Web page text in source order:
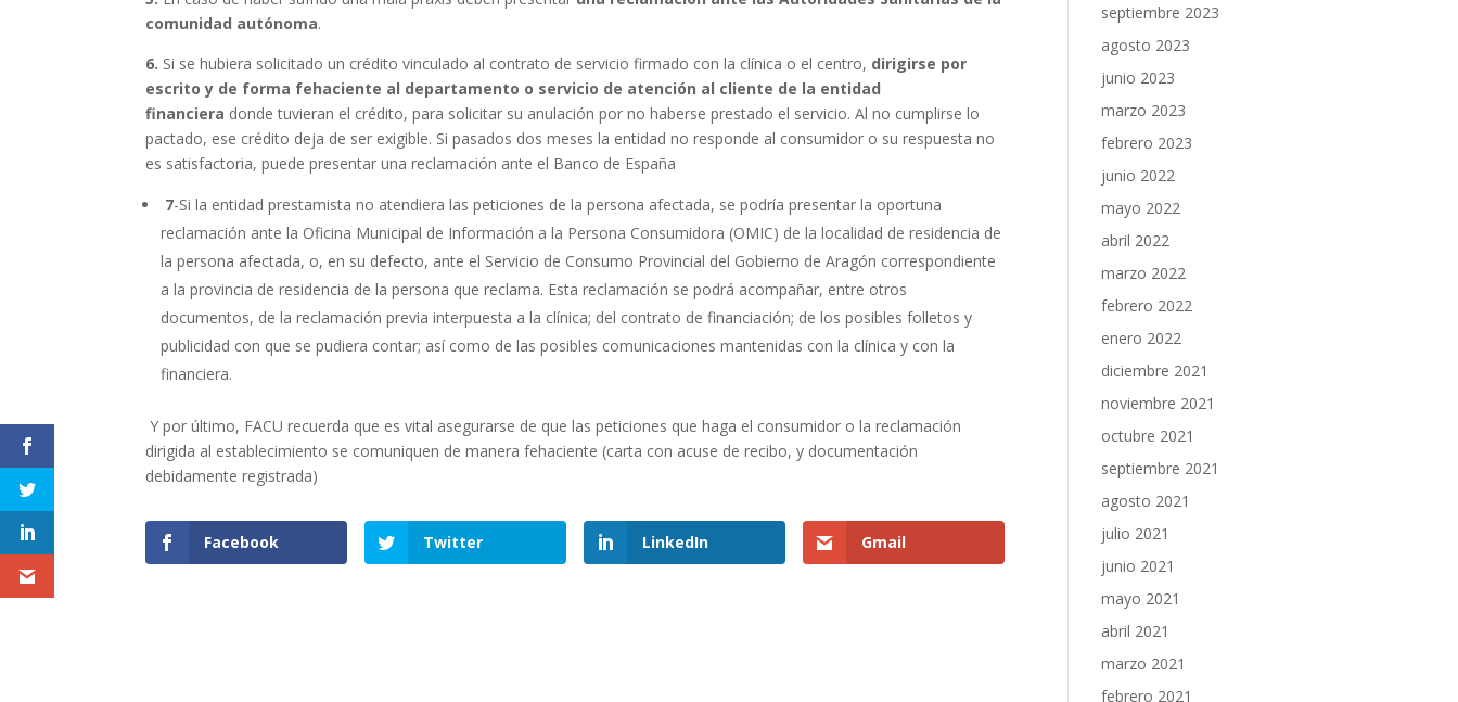
comunidad autónoma.
6. Si se hubiera solicitado un crédito vinculado al contrato de servicio firmado con la clínica o el centro, dirigirse por
escrito y de forma fehaciente al departamento o servicio de atención al cliente de la entidad
financiera donde tuvieran el crédito, para solicitar su anulación por no haberse prestado el servicio. Al no cumplirse lo
pactado, ese crédito deja de ser exigible. Si pasados dos meses la entidad no responde al consumidor o su respuesta no
es satisfactoria, puede presentar una reclamación ante el Banco de España
7-Si la entidad prestamista no atendiera las peticiones de la persona afectada, se podría presentar la oportuna
reclamación ante la Oficina Municipal de Información a la Persona Consumidora (OMIC) de la localidad de residencia de
la persona afectada, o, en su defecto, ante el Servicio de Consumo Provincial del Gobierno de Aragón correspondiente
a la provincia de residencia de la persona que reclama. Esta reclamación se podrá acompañar, entre otros
documentos, de la reclamación previa interpuesta a la clínica; del contrato de financiación; de los posibles folletos y
publicidad con que se pudiera contar; así como de las posibles comunicaciones mantenidas con la clínica y con la
financiera.
Y por último, FACU recuerda que es vital asegurarse de que las peticiones que haga el consumidor o la reclamación
dirigida al establecimiento se comuniquen de manera fehaciente (carta con acuse de recibo, y documentación
debidamente registrada)
Facebook Twitter LinkedIn Gmail
septiembre 2023
agosto 2023
junio 2023
marzo 2023
febrero 2023
junio 2022
mayo 2022
abril 2022
marzo 2022
febrero 2022
enero 2022
diciembre 2021
noviembre 2021
octubre 2021
septiembre 2021
agosto 2021
julio 2021
junio 2021
mayo 2021
abril 2021
marzo 2021
febrero 2021